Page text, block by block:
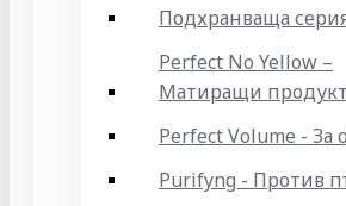
Подхранваща
Perfect No Yellow –
Матиращи
Perfect Volume - За
Purifyng - Против